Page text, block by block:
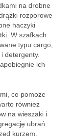
na drobne
rozporowe
haczyki
W szafkach
typu cargo,
detergenty.
ich
co pomoże
również
na wieszaki i
ubrań.
kurzem.